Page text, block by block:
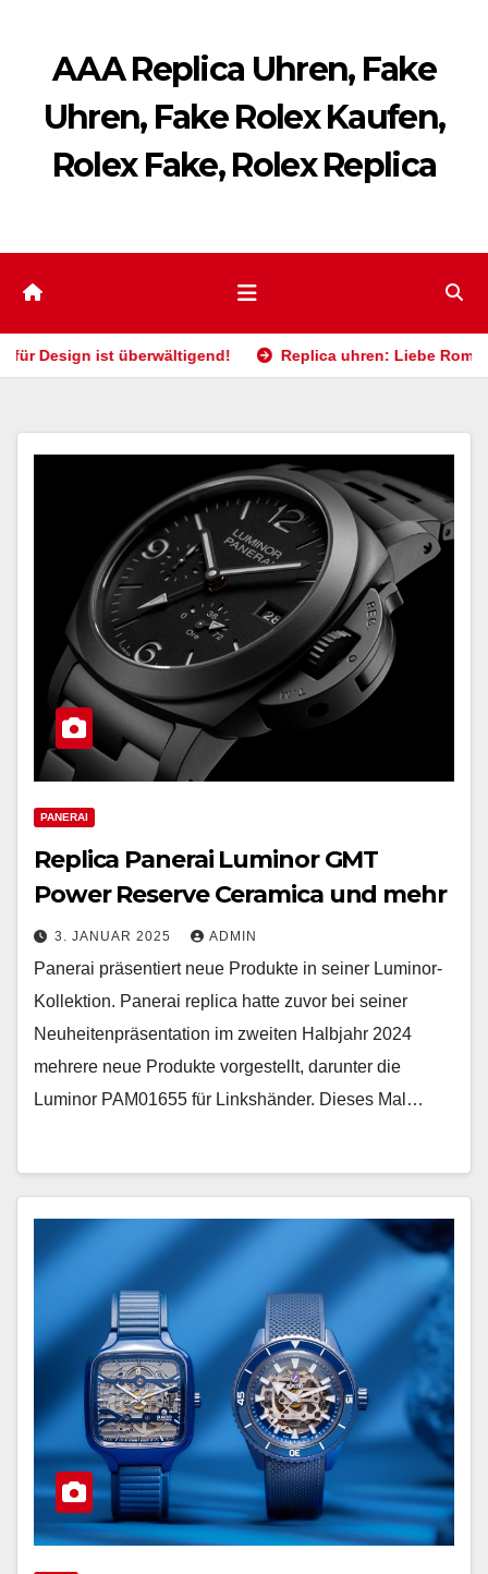
springenAAA Replica Uhren, Fake
Uhren, Fake Rolex Kaufen,
Rolex Fake, Rolex Replica
überwältigend! Replica uhren: Liebe Romantik, aber
PANERAI
Replica Panerai Luminor GMT
Power Reserve Ceramica und mehr
3. JANUAR 2025 ADMIN
Panerai präsentiert neue Produkte in seiner Luminor-
Kollektion. Panerai replica hatte zuvor bei seiner
Neuheitenpräsentation im zweiten Halbjahr 2024
mehrere neue Produkte vorgestellt, darunter die
Luminor PAM01655 für Linkshänder. Dieses Mal…